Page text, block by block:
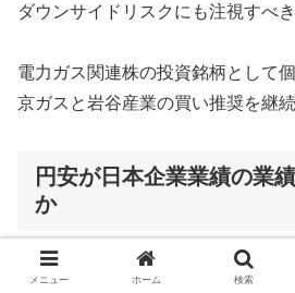
ダウンサイドリスクにも注視すべき
電力ガス関連株の投資銘柄として
京ガスと岩谷産業の買い推奨を継続
円安が日本企業業績の業
か
日本の上場企業決算見通しは3月
メニュー ホーム 検索